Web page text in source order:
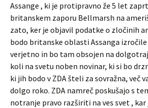
Assange , ki je protipravno že 5 let
britanskem zaporu Bellmarsh na
zato, ker je objavil podatke o zločinih
bodo britanske oblasti Assanga izročile
verjetno in bo tam obsojen na
koli na svetu noben novinar, ki si bo
ki jih bodo v ZDA šteli za sovražna, več
dolgo roko. ZDA namreč poskušajo s
notranje pravo razširiti na ves svet , kar